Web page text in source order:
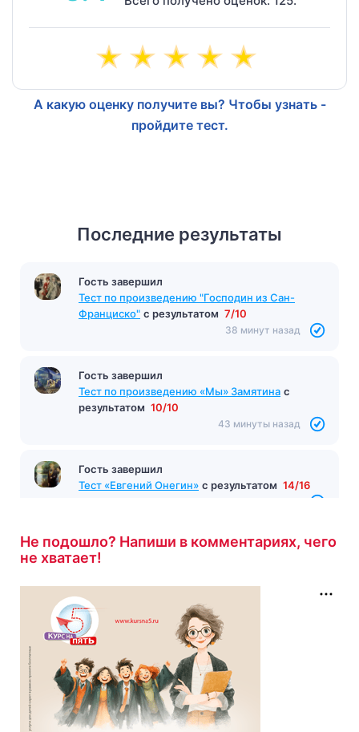
А какую оценку получите вы? Чтобы узнать -
пройдите тест.
Последние результаты
Гость завершил
Тест по произведению "Господин из Сан-
Франциско" с результатом 7/10
38 минут назад
Гость завершил
Тест по произведению «Мы» Замятина с
результатом 10/10
43 минуты назад
Гость завершил
Тест «Евгений Онегин» с результатом 14/16
Не подошло? Напиши в комментариях, чего
не хватает!